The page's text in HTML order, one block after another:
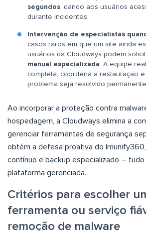
segundos, dando aos usuários
durante incidentes.
Intervenção de especialistas
casos raros em que um site ainda
usuários da Cloudways podem
manual especializada. A equipe
completa, coordena a restauração
problema seja resolvido
Ao incorporar a proteção contra
hospedagem, a Cloudways elimina a
gerenciar ferramentas de segurança
obtém a defesa proativa do
contínuo e backup especializado – tudo
plataforma gerenciada.
Critérios para escolher
ferramenta ou serviço
remoção de malware